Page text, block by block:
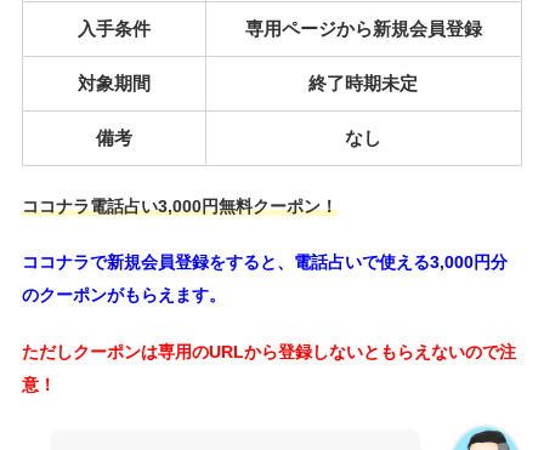
入手条件 専用ページから新規会員登録
対象期間 終了時期未定
備考 なし
ココナラ電話占い3,000円無料クーポン！
ココナラで新規会員登録をすると、電話占いで使える3,000円分
のクーポンがもらえます。
ただしクーポンは専用のURLから登録しないともらえないので注
意！